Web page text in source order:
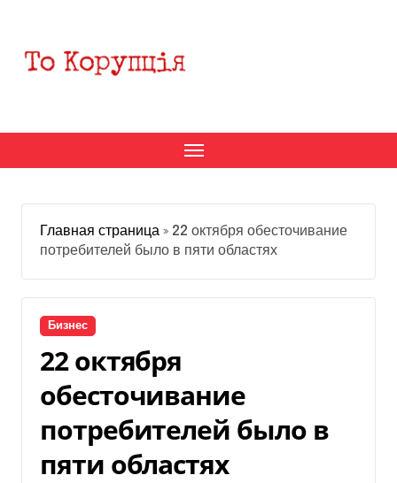
содержанию
Главная страница » 22 октября обесточивание
потребителей было в пяти областях
Бизнес
22 октября
обесточивание
потребителей было в
пяти областях